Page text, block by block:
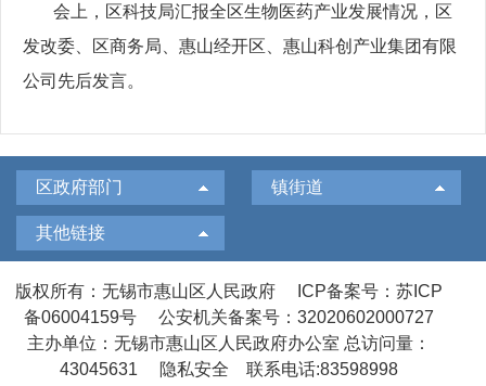
会上，区科技局汇报全区生物医药产业发展情况，区
发改委、区商务局、惠山经开区、惠山科创产业集团有限
公司先后发言。
区政府部门 镇街道
其他链接
版权所有：无锡市惠山区人民政府
ICP备案号：苏ICP
备06004159号
公安机关备案号：32020602000727
主办单位：无锡市惠山区人民政府办公室 总访问量：
43045631
隐私安全
联系电话:83598998